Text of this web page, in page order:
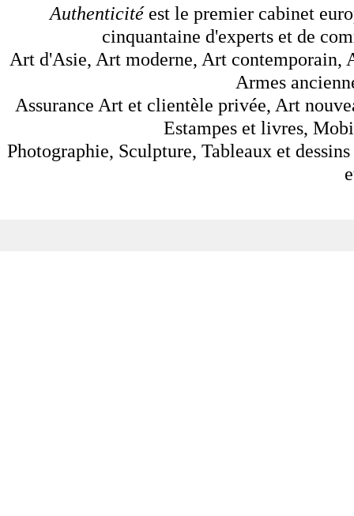
Authenticitéest le premier cabinet
cinquantaine d'experts et de
Art d'Asie, Art moderne, Art contemporain,
Armes
Assurance Art et clientèle privée, Art
Estampes et livres,
Photographie, Sculpture, Tableaux et